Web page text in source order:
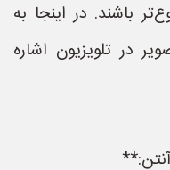
باشند. در اینجا به
در تلویزیون اشاره